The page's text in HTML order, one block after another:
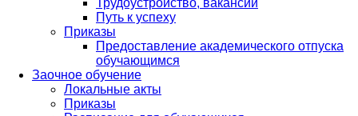
Трудоустройство, вакансии
Путь к успеху
Приказы
Предоставление академического отпуска
обучающимся
Заочное обучение
Локальные акты
Приказы